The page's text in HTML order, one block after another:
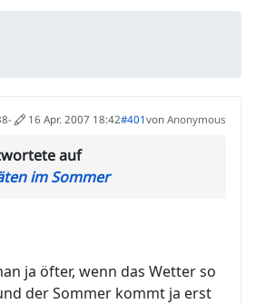
- 16 Apr. 2007 18:42#401von Anonymous
auf
im Sommer
ja öfter, wenn das Wetter so
der Sommer kommt ja erst